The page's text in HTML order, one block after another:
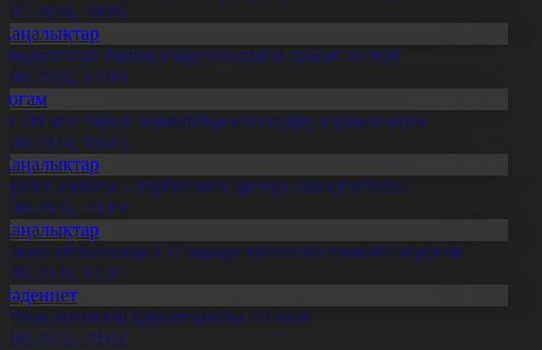
20:03
балық шаруашылығы дамып келеді
17:09
еті мен тауық жұмыртқасын өндіру қарқын алды
10:05
отбасы – тәрбие мен дәстүр сабақтастығы
20:19
облысында 157 науқас трансплантацияға мұқтаж
17:11
архивтің құрылғанына 20 жыл
20:03